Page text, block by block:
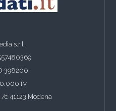
s.r.l.
398200
i.v.
c 41123 Modena